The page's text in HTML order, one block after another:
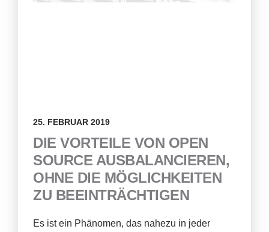
DIE VORTEILE VON OPEN
SOURCE AUSBALANCIEREN,
OHNE DIE MÖGLICHKEITEN
ZU BEEINTRÄCHTIGEN
25. FEBRUAR 2019
Es ist ein Phänomen, das nahezu in jeder